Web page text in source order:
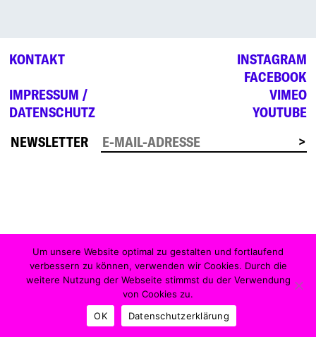
KONTAKT
IMPRESSUM /
DATENSCHUTZ
INSTAGRAM
FACEBOOK
VIMEO
YOUTUBE
NEWSLETTER
Um unsere Website optimal zu gestalten und fortlaufend
verbessern zu können, verwenden wir Cookies. Durch die
weitere Nutzung der Webseite stimmst du der Verwendung
von Cookies zu.
OK
Datenschutzerklärung